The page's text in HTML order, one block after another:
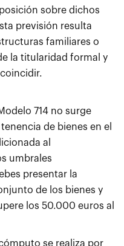
sobre dichos
previsión resulta
familiares o
la titularidad formal y
714 no surge
de bienes en el
al
umbrales
presentar la
de los bienes y
los 50.000 euros al
se realiza por